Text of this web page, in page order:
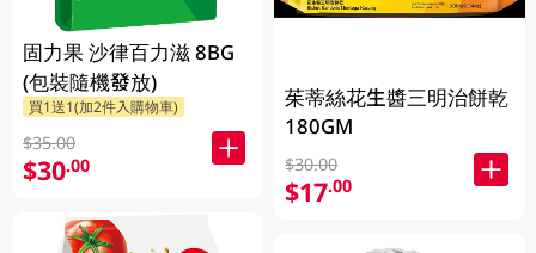
固力果 沙律百力滋 8BG
(包裝隨機發放)
買1送1(加2件入購物車)
$35.00
$30.00
茱蒂絲花生醬三明治餅乾
180GM
$30.00
$17.00